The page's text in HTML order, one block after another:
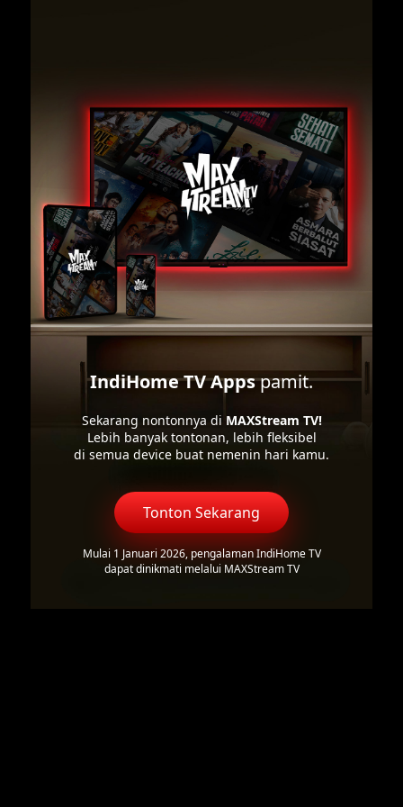
IndiHome TV Appspamit.
Sekarang nontonnya di MAXStream TV!
Lebih banyak tontonan, lebih fleksibel
di semua device buat nemenin hari kamu.
Tonton Sekarang
Mulai 1 Januari 2026, pengalaman IndiHome TV
dapat dinikmati melalui MAXStream TV